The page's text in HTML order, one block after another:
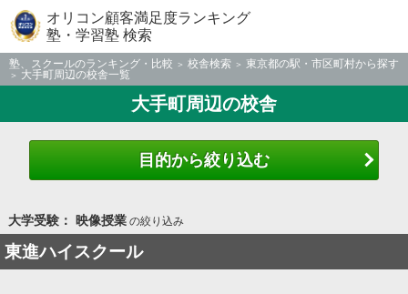
オリコン顧客満足度ランキング
塾・学習塾 検索
塾、スクールのランキング・比較 校舎検索
東京都の駅・市区町村から探す
大手町周辺の校舎一覧
大手町周辺の校舎
目的から絞り込む
大学受験： 映像授業の絞り込み
東進ハイスクール